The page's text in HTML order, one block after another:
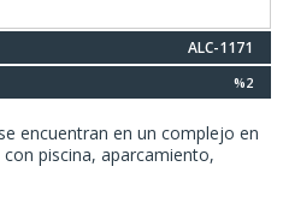
ALC-1171
%2
encuentran en un complejo en
piscina, aparcamiento,